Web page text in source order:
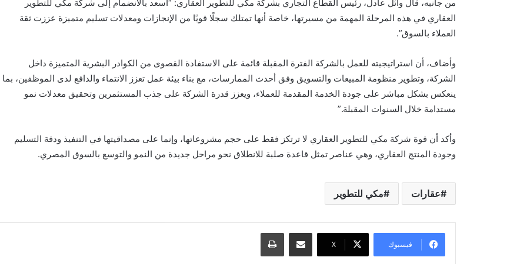
من جانبه، قال وائل عادل، رئيس القطاع التجاري بشركة مكي للتطوير العقاري: “أسعد بالانضمام إلى شركة مكي للتطوير
العقاري في هذه المرحلة المهمة من مسيرتها، خاصة أنها تمتلك سجلًا قويًا من الإنجازات ومعدلات تسليم متميزة عززت ثقة
العملاء بالسوق”.
وأضاف، أن استراتيجيته للعمل بالشركة الفترة المقبلة قائمة على الاستفادة القصوى من الكوادر البشرية المتميزة داخل
الشركة، وتطوير منظومة المبيعات والتسويق وفق أحدث الممارسات، مع بناء بيئة عمل تعزز الانتماء والدافع لدى الموظفين، بما
ينعكس بشكل مباشر على جودة الخدمة المقدمة للعملاء، ويعزز قدرة الشركة على جذب المستثمرين وتحقيق معدلات نمو
مستدامة خلال السنوات المقبلة.”
وأكد أن قوة شركة مكي للتطوير العقاري لا ترتكز فقط على حجم مشروعاتها، وإنما على مصداقيتها في التنفيذ ودقة التسليم
وجودة المنتج العقاري، وهي عناصر تمثل قاعدة صلبة للانطلاق نحو مراحل جديدة من النمو والتوسع بالسوق المصري.
عقارات مكي للتطوير
فيسبوك X
مشاركة عبر البريد طباعة